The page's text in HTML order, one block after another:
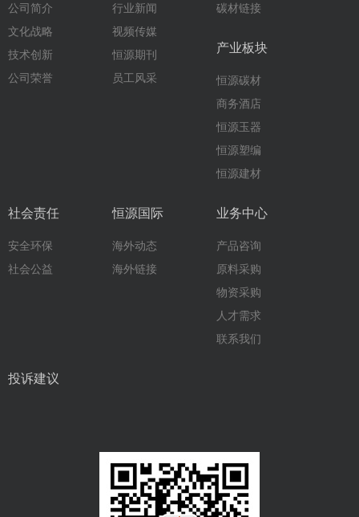
公司简介
文化战略
技术创新
公司荣誉
行业新闻
视频传媒
恒源期刊
员工风采
碳材链接
产业板块
恒源碳材
商务酒店
恒源玉器
恒源塑编
恒源建材
社会责任
安全环保
社会公益
恒源国际
海外动态
海外链接
业务中心
产品咨询
原料采购
物资采购
人才需求
联系我们
投诉建议